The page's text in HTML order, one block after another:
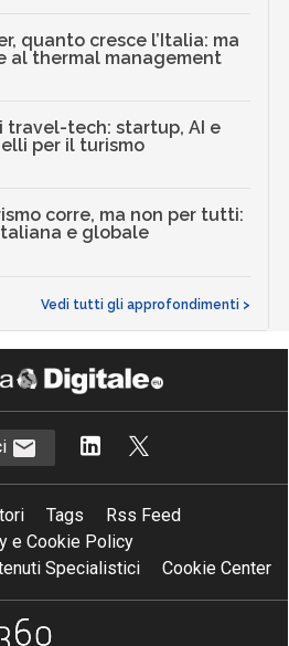
quanto cresce l’Italia: ma
al thermal management
travel-tech: startup, AI e
per il turismo
corre, ma non per tutti:
e globale
Vedi tutti gli approfondimenti >
Tags
Rss Feed
e Cookie Policy
Specialistici
Cookie Center